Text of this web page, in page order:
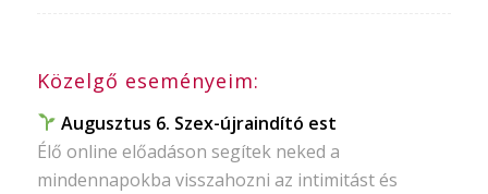
Közelgő eseményeim:
Augusztus 6. Szex-újraindító est
Élő online előadáson segítek neked a
mindennapokba visszahozni az intimitást és